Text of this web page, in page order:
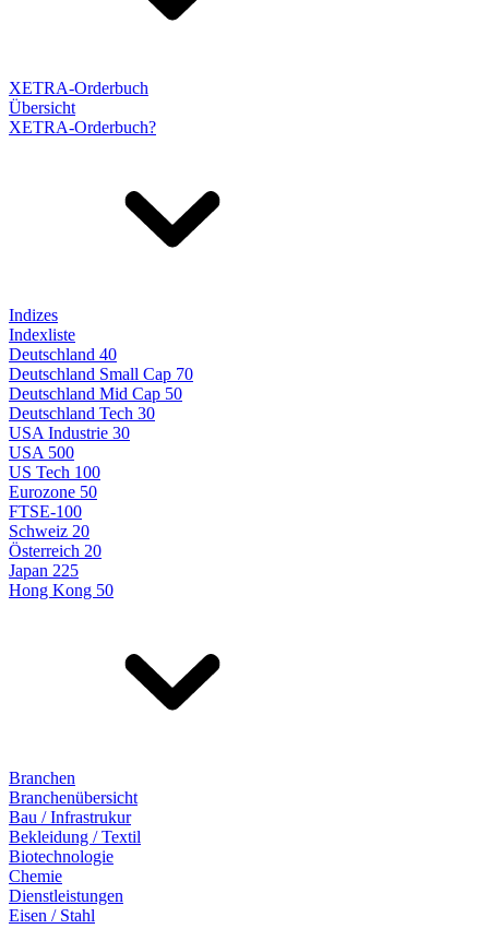
XETRA-Orderbuch
Übersicht
XETRA-Orderbuch?
Indizes
Indexliste
Deutschland 40
Deutschland Small Cap 70
Deutschland Mid Cap 50
Deutschland Tech 30
USA Industrie 30
USA 500
US Tech 100
Eurozone 50
FTSE-100
Schweiz 20
Österreich 20
Japan 225
Hong Kong 50
Branchen
Branchenübersicht
Bau / Infrastrukur
Bekleidung / Textil
Biotechnologie
Chemie
Dienstleistungen
Eisen / Stahl